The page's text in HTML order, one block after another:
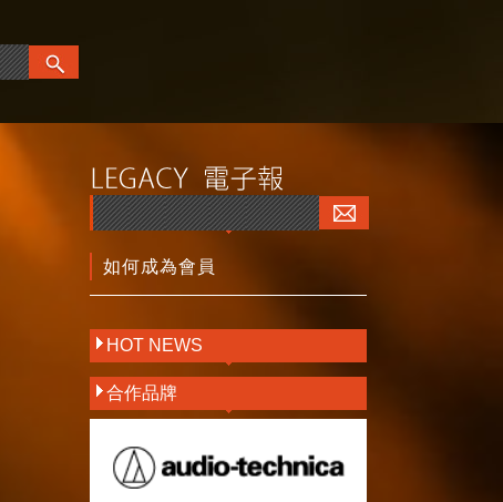
如何成為會員
HOT NEWS
合作品牌